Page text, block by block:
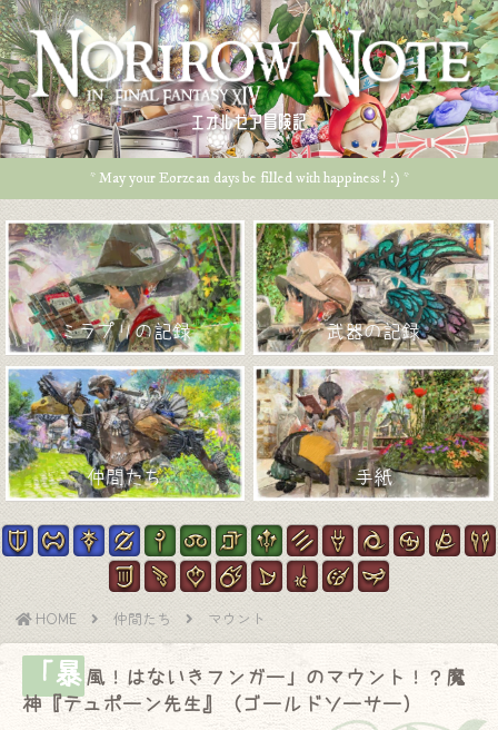
エオルゼア冒険記
* May your Eorzean days be filled with happiness ! :) *
ミラプリの記録 武器の記録
仲間たち 手紙
HOME 仲間たち マウント
「暴風！はないきフンガー」のマウント！？魔
神『テュポーン先生』（ゴールドソーサー）